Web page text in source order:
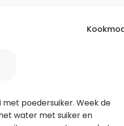
poedersuiker. Week de
water met suiker en